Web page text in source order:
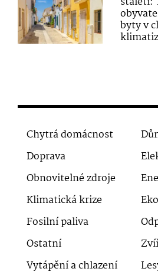
byty v
Chytrá domácnost
Doprava
Obnovitelné zdroje
Klimatická krize
Fosilní paliva
Ostatní
Vytápění a chlazení